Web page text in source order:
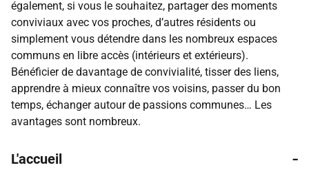
également, si vous le souhaitez, partager des moments
conviviaux avec vos proches, d’autres résidents ou
simplement vous détendre dans les nombreux espaces
communs en libre accès (intérieurs et extérieurs).
Bénéficier de davantage de convivialité, tisser des liens,
apprendre à mieux connaître vos voisins, passer du bon
temps, échanger autour de passions communes… Les
avantages sont nombreux.
L'accueil -